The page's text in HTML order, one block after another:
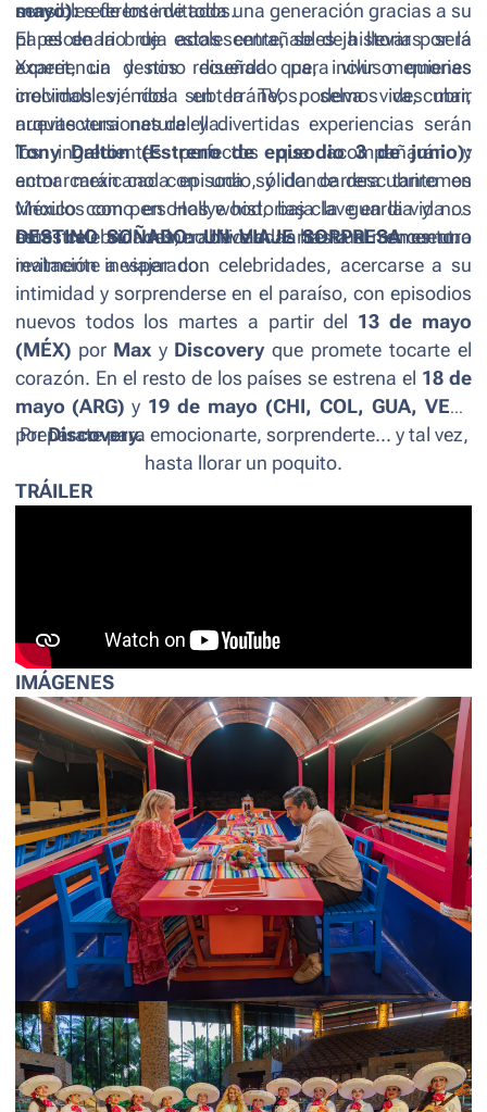
mayo):referente de toda una generación gracias a su
papel de la bruja adolescente, se deja llevar por la
experiencia y nos recuerda que, incluso quienes
crecimos viéndola en la TV, podemos descubrir
nuevas versiones de ella.
Tony Dalton (Estreno de episodio 3 de junio):
actor mexicano con una sólida carrera tanto en
México como en Hollywood, baja la guardia y nos
muestra su vulnerabilidad ante un encuentro
realmente inesperado.
sensibles de los invitados.
El escenario de estas entrañables historias será
Xcaret, un destino diseñado para vivir memorias
inolvidables; ríos subterráneos, selva viva, mar,
arquitectura natural y divertidas experiencias serán
los ingredientes perfectos que acompañarán y
enmarcarán cada episodio, y donde descubriremos
vínculos con personas e historias clave en la vida de
estas celebridades, no develadas hasta el momento.
DESTINO SOÑADO: UN VIAJE SORPRESAes una
invitación a viajar con celebridades, acercarse a su
intimidad y sorprenderse en el paraíso, con episodios
nuevos todos los martes a partir del 13 de mayo
(MÉX) por Max y Discovery que promete tocarte el
corazón. En el resto de los países se estrena el 18 de
mayo (ARG) y 19 de mayo (CHI, COL, GUA, VEN)
porDiscovery.
Prepárate para emocionarte, sorprenderte... y tal vez,
hasta llorar un poquito.
TRÁILER
IMÁGENES